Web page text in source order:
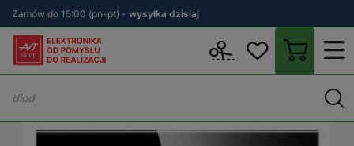
Zamów do 15:00 (pn-pt) - wysyłka dzisiaj
Osprzęt elektryczny i